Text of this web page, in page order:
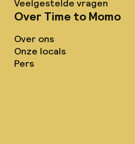
Veelgestelde vragen
Over Time to Momo
Over ons
Onze locals
Pers